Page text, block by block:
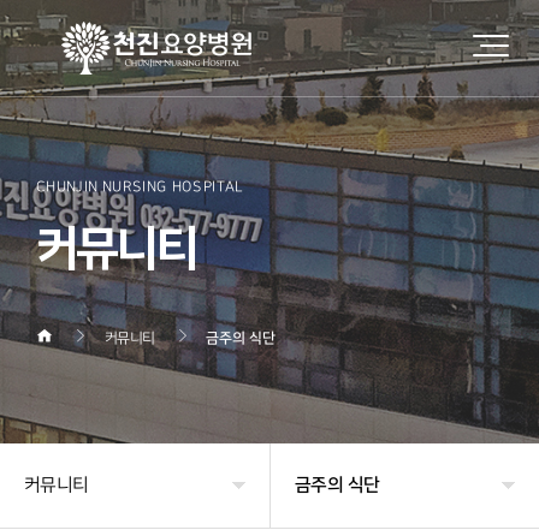
CHUNJIN NURSING HOSPITAL
커뮤니티
커뮤니티 금주의 식단
커뮤니티 금주의 식단